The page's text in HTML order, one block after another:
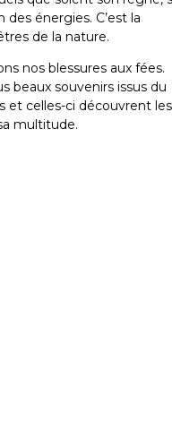
énergies. C’est la
de la nature.
nos blessures aux fées.
beaux souvenirs issus du
et celles-ci découvrent les
multitude.